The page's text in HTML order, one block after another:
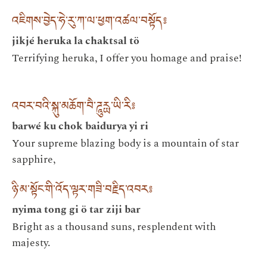
འཇིགས་བྱེད་ཧེ་རུ་ཀ་ལ་ཕྱག་འཚལ་བསྟོད༔
jikjé heruka la chaktsal tö
Terrifying heruka, I offer you homage and praise!
འབར་བའི་སྐུ་མཆོག་བཻ་ཌཱུརྻ་ཡི་རི༔
barwé ku chok baidurya yi ri
Your supreme blazing body is a mountain of star
sapphire,
ཉི་མ་སྟོང་གི་འོད་ལྟར་གཟི་བརྗིད་འབར༔
nyima tong gi ö tar ziji bar
Bright as a thousand suns, resplendent with
majesty.